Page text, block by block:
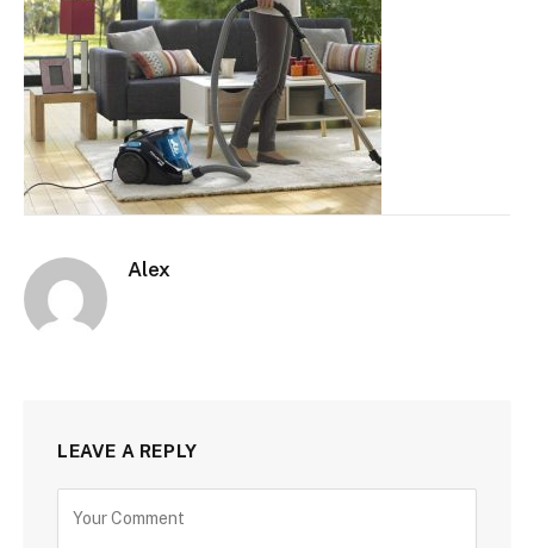
Alex
LEAVE A REPLY